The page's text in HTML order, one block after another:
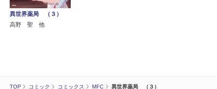
TOP コミック コミックス MFC 異世界薬局 （３）
異世界薬局 （３）
高野 聖 他